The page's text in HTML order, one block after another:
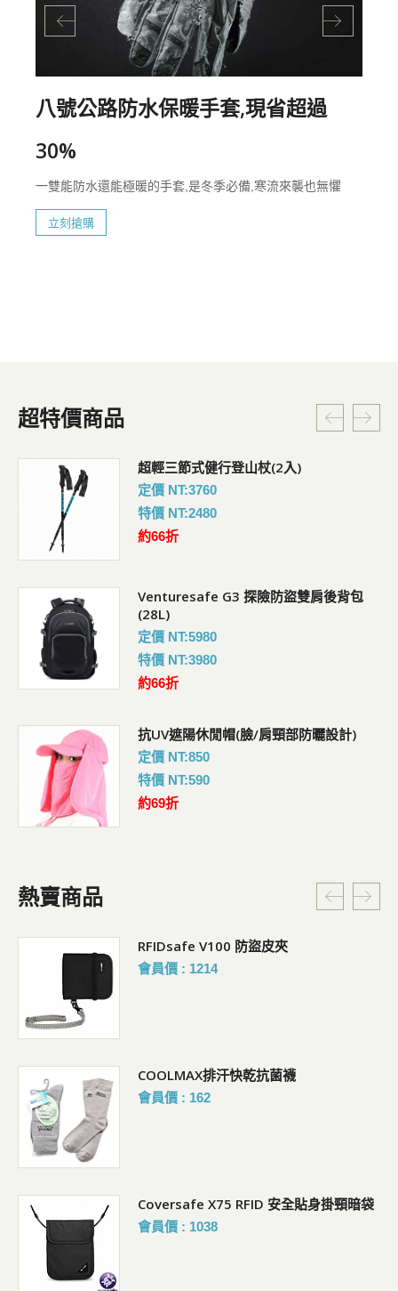
八號公路防水保暖手套,現省超過
30%
一雙能防水還能極暖的手套,是冬季必備,寒流來襲也無懼
立刻搶購
超特價商品
超輕三節式健行登山杖(2入)
定價 NT:3760
特價 NT:2480
約66折
Venturesafe G3 探險防盜雙肩後背包
(28L)
定價 NT:5980
特價 NT:3980
約66折
抗UV遮陽休閒帽(臉/肩頸部防曬設計)
定價 NT:850
特價 NT:590
約69折
熱賣商品
RFIDsafe V100 防盜皮夾
會員價 : 1214
COOLMAX排汗快乾抗菌襪
會員價 : 162
Coversafe X75 RFID 安全貼身掛頸暗袋
會員價 : 1038